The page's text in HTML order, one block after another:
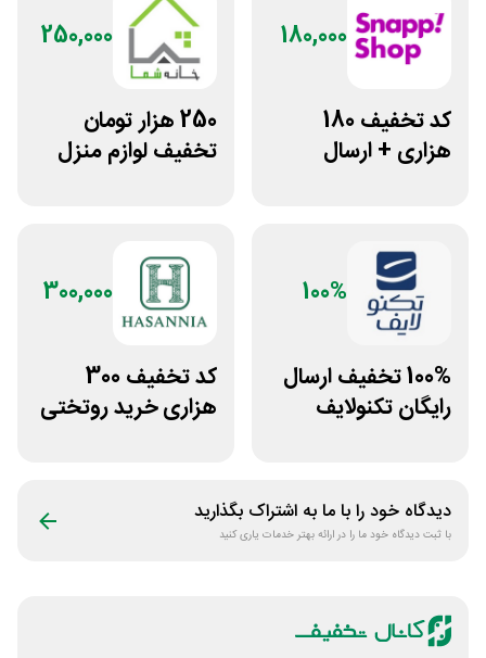
180,000
کد تخفیف 180
هزاری + ارسال
250,000
250 هزار تومان
تخفیف لوازم منزل
100%
100% تخفیف ارسال
رایگان تکنولایف
300,000
کد تخفیف 300
هزاری خرید روتختی
دیدگاه خود را با ما به اشتراک بگذارید
با ثبت دیدگاه خود ما را در ارائه بهتر خدمات یاری کنید